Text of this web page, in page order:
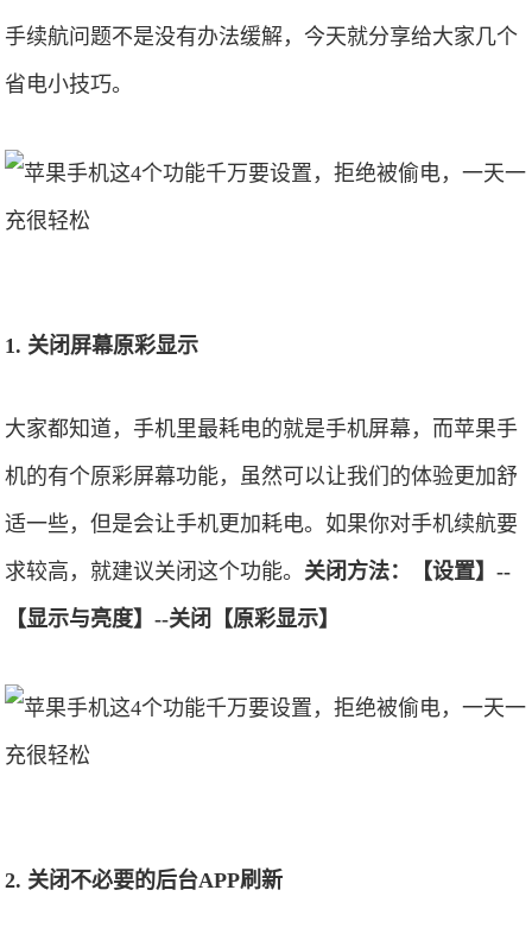
手续航问题不是没有办法缓解，今天就分享给大家几个
省电小技巧。
1. 关闭屏幕原彩显示
大家都知道，手机里最耗电的就是手机屏幕，而苹果手
机的有个原彩屏幕功能，虽然可以让我们的体验更加舒
适一些，但是会让手机更加耗电。如果你对手机续航要
求较高，就建议关闭这个功能。 关闭方法：【设置】--
【显示与亮度】--关闭【原彩显示】
2. 关闭不必要的后台APP刷新